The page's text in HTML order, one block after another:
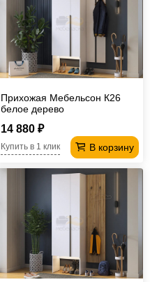
Прихожая Мебельсон К26
белое дерево
14 880 ₽
В корзину
Купить в 1 клик